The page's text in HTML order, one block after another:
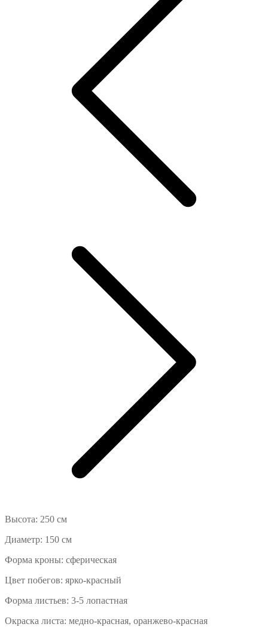
Высота: 250 см
Диаметр: 150 см
Форма кроны: сферическая
Цвет побегов: ярко-красный
Форма листьев: 3-5 лопастная
Окраска листа: медно-красная, оранжево-красная